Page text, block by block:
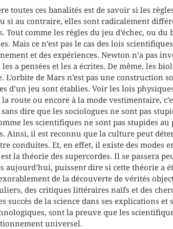
toutes ces banalités est de savoir si les
si au contraire, elles sont radicalement
comme les règles du jeu d’échec, ou du
Mais ce n’est pas le cas des lois
et des expériences. Newton n’a pas
a pensées et les a écrites. De même, les
L’orbite de Mars n’est pas une construction
d’un jeu sont établies. Voir les lois
route ou encore à la mode vestimentaire,
dire que les sociologues ne sont pas
les scientifiques ne sont pas stupides
Ainsi, il est reconnu que la culture peut
conduites. Et, en effet, il existe des modes
la théorie des supercordes. Il se passera
aujourd’hui, puissent dire si cette théorie a
de la découverte de vérités
des critiques littéraires naïfs et des
succès de la science dans ses explications
sont la preuve que les
universel.